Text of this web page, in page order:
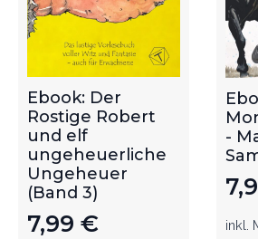
Ebook: Der
Rostige Robert
und elf
ungeheuerliche
Ungeheuer
(Band 3)
7,99 €
-
inkl.